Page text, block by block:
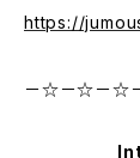
https://
－☆－☆－☆